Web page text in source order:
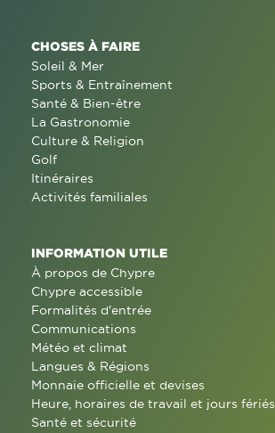
CHOSES À FAIRE
Soleil & Mer
Sports & Entraînement
Santé & Bien-être
La Gastronomie
Culture & Religion
Golf
Itinéraires
Activités familiales
INFORMATION UTILE
À propos de Chypre
Chypre accessible
Formalités d'entrée
Communications
Météo et climat
Langues & Régions
Monnaie officielle et devises
Heure, horaires de travail et jours fériés
Santé et sécurité